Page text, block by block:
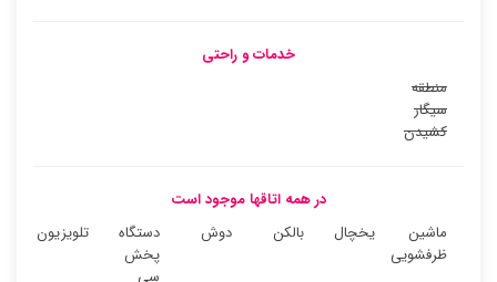
خدمات و راحتی
منطقه
سیگار
کشیدن
در همه اتاقها موجود است
ماشین
ظرفشویی
یخچال بالکن دوش
دستگاه
پخش
سی
تلویزیون